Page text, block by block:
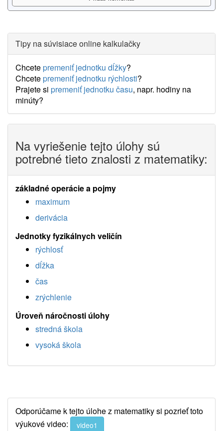
Tipy na súvisiace online kalkulačky
Chcetepremeniť jednotku dĺžky?
Chcetepremeniť jednotku rýchlosti?
Prajete si premeniť jednotku času, napr. hodiny na
minúty?
Na vyriešenie tejto úlohy sú
potrebné tieto znalosti z matematiky:
základné operácie a pojmy
maximum
derivácia
Jednotky fyzikálnych veličín
rýchlosť
dĺžka
čas
zrýchlenie
Úroveň náročnosti úlohy
stredná škola
vysoká škola
Odporúčame k tejto úlohe z matematiky si pozrieť toto
výukové video:
video1